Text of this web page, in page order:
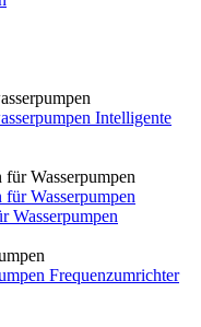
Intelligente
Wasserpumpen
Frequenzumrichter